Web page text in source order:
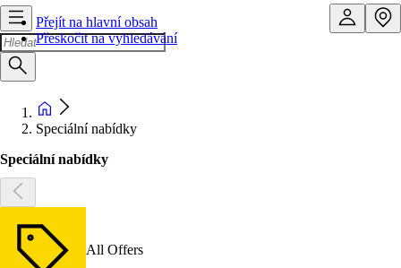
Přejít na hlavní obsah
Přeskočit na vyhledávání
Speciální nabídky
Speciální nabídky
All Offers